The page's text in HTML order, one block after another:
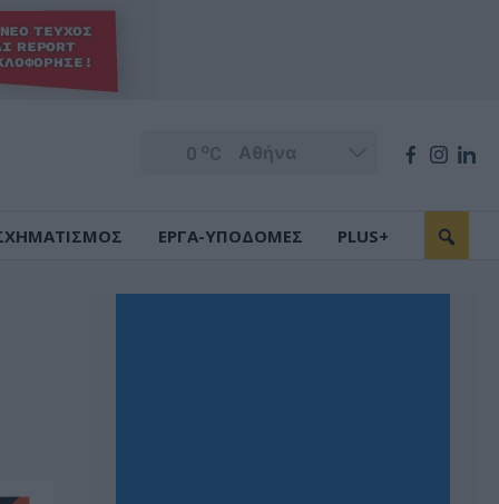
0 oC
ΕΡΓΑ-ΥΠΟΔΟΜΕΣ PLUS+